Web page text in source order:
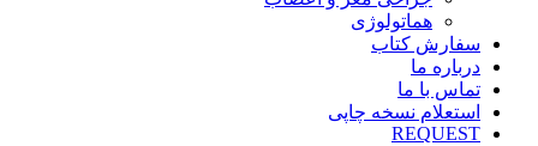
هماتولوژی
سفارش کتاب
درباره ما
تماس با ما
استعلام نسخه چاپی
REQUEST